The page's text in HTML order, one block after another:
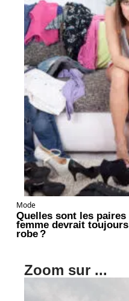
Mode
Quelles sont les paires
femme devrait
robe ?
Zoom sur ...